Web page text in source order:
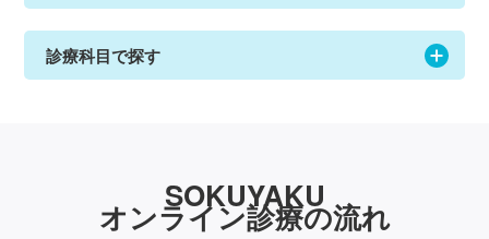
診療科目で探す
SOKUYAKU
オンライン診療の流れ